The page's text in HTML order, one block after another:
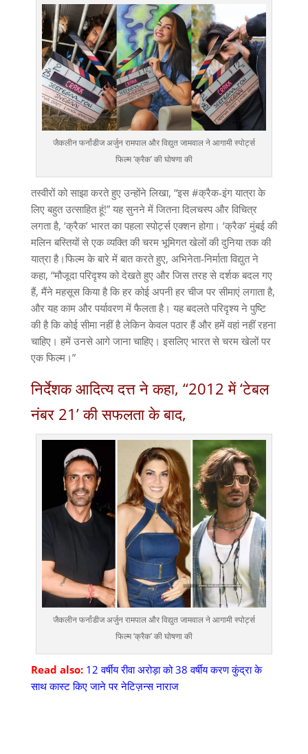
जैकलीन फर्नांडीज अर्जुन रामपाल और विद्युत जामवाल ने आगामी स्पोर्ट्स
फिल्म ‘क्रैक’ की घोषणा की
तस्वीरों को साझा करते हुए उन्होंने लिखा, “इस #क्रैक-इंग यात्रा के
लिए बहुत उत्साहित हूं!” यह सुनने में जितना दिलचस्प और विचित्र
लगता है, ‘क्रैक’ भारत का पहला स्पोर्ट्स एक्शन होगा। ‘क्रैक’ मुंबई की
मलिन बस्तियों से एक व्यक्ति की चरम भूमिगत खेलों की दुनिया तक की
यात्रा है।फिल्म के बारे में बात करते हुए, अभिनेता-निर्माता विद्युत ने
कहा, “मौजूदा परिदृश्य को देखते हुए और जिस तरह से दर्शक बदल गए
हैं, मैंने महसूस किया है कि हर कोई अपनी हर चीज पर सीमाएं लगाता है,
और यह काम और पर्यावरण में फैलता है। यह बदलते परिदृश्य ने पुष्टि
की है कि कोई सीमा नहीं है लेकिन केवल पठार हैं और हमें वहां नहीं रहना
चाहिए। हमें उनसे आगे जाना चाहिए। इसलिए भारत से चरम खेलों पर
एक फिल्म।”
निर्देशक आदित्य दत्त ने कहा, “2012 में ‘टेबल
नंबर 21’ की सफलता के बाद,
जैकलीन फर्नांडीज अर्जुन रामपाल और विद्युत जामवाल ने आगामी स्पोर्ट्स
फिल्म ‘क्रैक’ की घोषणा की
Read also: 12 वर्षीय रीवा अरोड़ा को 38 वर्षीय करण कुंद्रा के
साथ कास्ट किए जाने पर नेटिज़न्स नाराज